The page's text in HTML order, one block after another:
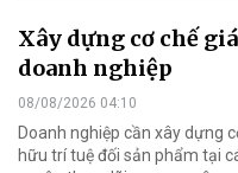
Xây dựng cơ chế
doanh nghiệp
08/08/2026 04:10
Doanh nghiệp cần xây dựng
hữu trí tuệ đối sản phẩm tại